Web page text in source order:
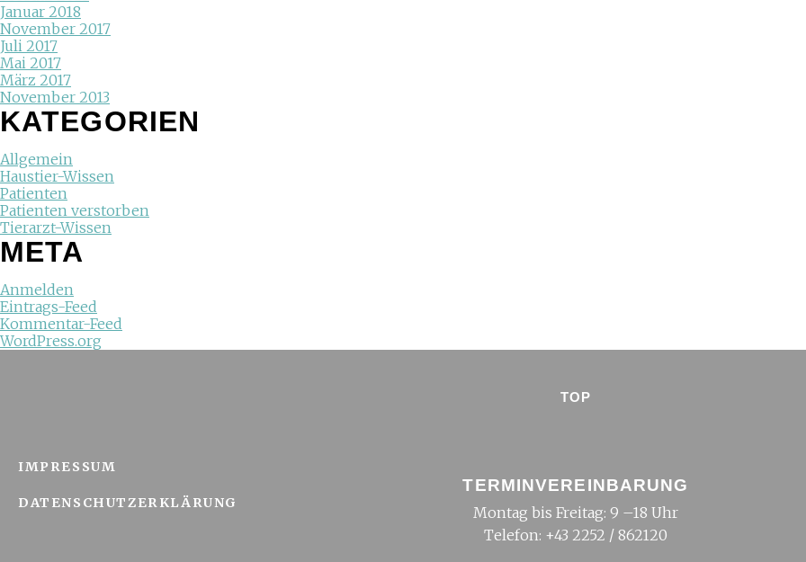
Januar 2018
November 2017
Juli 2017
Mai 2017
März 2017
November 2013
KATEGORIEN
Allgemein
Haustier-Wissen
Patienten
Patienten verstorben
Tierarzt-Wissen
META
Anmelden
Eintrags-Feed
Kommentar-Feed
WordPress.org
TOP
IMPRESSUM
DATENSCHUTZERKLÄRUNG
TERMINVEREINBARUNG
Montag bis Freitag: 9 –18 Uhr
Telefon: +43 2252 / 862120